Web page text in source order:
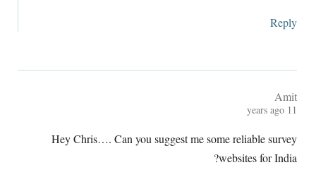
Reply
Amit
11
years ago
Hey Chris…. Can you suggest me some reliable survey
websites for India
?